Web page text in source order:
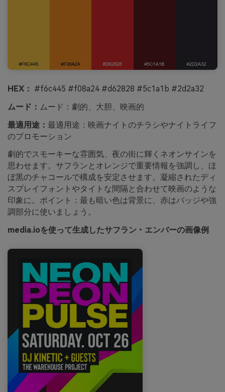
HEX： #f6c445 #f08a24 #d62828 #5c1a1b #2d2a32
ムード： ムード：劇的、大胆、映画的
最適用途： 最適用途：映画ナイトのチラシやナイトライフ
のプロモーション
劇的でスモーキーな雰囲気、夜の街に輝くネオンサインを
思わせます。サフランとオレンジで重要情報を強調し、ほ
ぼ黒のチャコールで構成を安定させます。凝縮されたディ
スプレイフォントやタイトな間隔と合わせて映画のような
印象に。ポイント：最も暗い色は背景に、赤はバッジや強
調部分に使いましょう。
media.ioを使って生成したサフラン・エンバーの画像例